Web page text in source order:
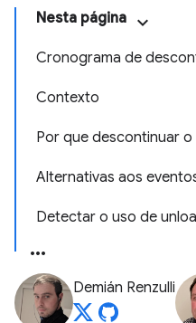
Nesta página
Cronograma de
Contexto
Por que descontinuar
Alternativas aos
Detectar o uso de
Demián Renzulli